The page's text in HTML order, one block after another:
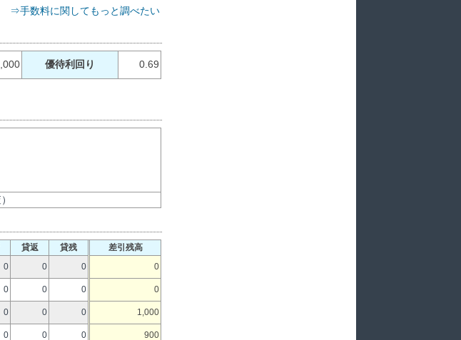
⇒手数料に関してもっと調べたい
優待利回り 0.69
貸返 貸残 差引残高
0 0 0 0
0 0 0 0
0 0 0 1,000
0 0 0 900